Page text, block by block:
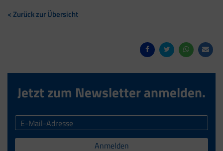
< Zurück zur Übersicht
Jetzt zum Newsletter anmelden.
Anmelden